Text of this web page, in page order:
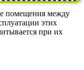
помещения между
этих
при их